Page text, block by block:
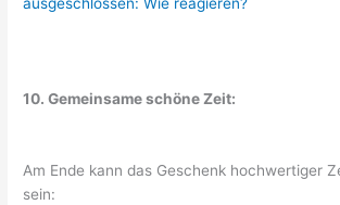
ausgeschlossen: Wie reagieren?
10. Gemeinsame schöne Zeit:
Am Ende kann das Geschenk hochwertiger
sein: